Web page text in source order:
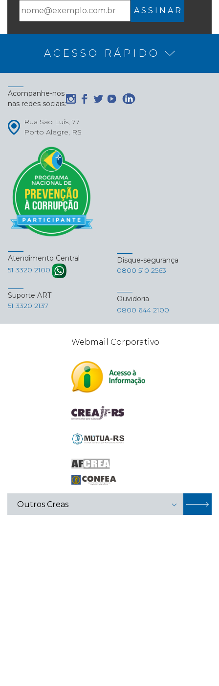
A S S I N A R
ACESSO RÁPIDO
Acompanhe-nos
nas redes sociais:
Rua São Luís, 77
Porto Alegre, RS
Atendimento Central
51 3320 2100
Disque-segurança
0800 510 2563
Suporte ART
51 3320 2137
Ouvidoria
0800 644 2100
Webmail Corporativo